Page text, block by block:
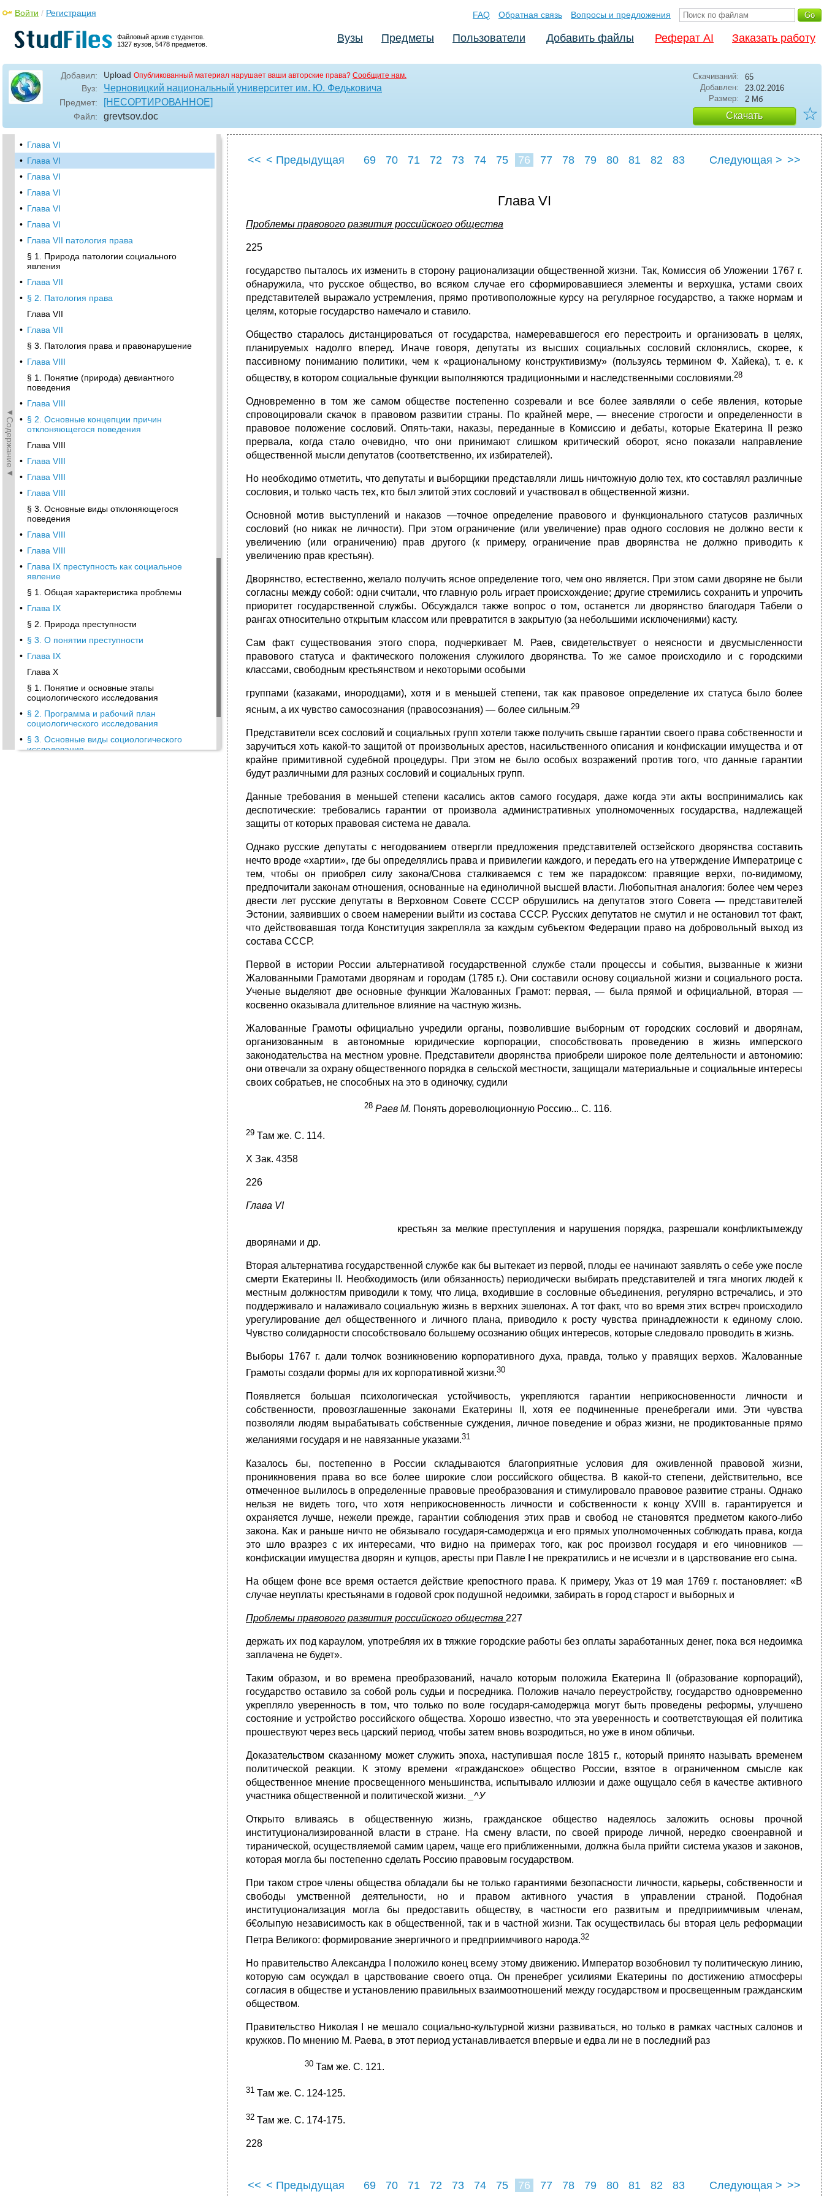
Файловый архив студентов.
1327 вузов, 5478 предметов.
Войти / Регистрация FAQ Обратная связь Вопросы и предложения
Вузы Предметы Пользователи Добавить файлы Реферат AI Заказать работу
Добавил: Upload Опубликованный материал нарушает ваши авторские права? Сообщите нам.
Вуз: Черновицкий национальный университет им. Ю. Федьковича
Предмет: [НЕСОРТИРОВАННОЕ]
Файл: grevtsov.doc
Скачиваний:
65
Добавлен:
23.02.2016
Размер:
2 Мб
Скачать ☆
◄Содержание◄
§ 5. Признаки (показатели) правового
развития
• § 6. Проблемы правового развития России
Глава VI
• Глава VI
• Глава VI
• Глава VI
• Глава VI
• Глава VI
• Глава VI
• Глава VI
• Глава VI
• Глава VII патология права
§ 1. Природа патологии социального
явления
• Глава VII
• § 2. Патология права
Глава VII
• Глава VII
§ 3. Патология права и правонарушение
• Глава VIII
§ 1. Понятие (природа) девиантного
поведения
• Глава VIII
• § 2. Основные концепции причин
отклоняющегося поведения
Глава VIII
• Глава VIII
• Глава VIII
• Глава VIII
§ 3. Основные виды отклоняющегося
поведения
• Глава VIII
• Глава VIII
• Глава IX преступность как социальное
явление
§ 1. Общая характеристика проблемы
• Глава IX
§ 2. Природа преступности
• § 3. О понятии преступности
• Глава IX
Глава X
§ 1. Понятие и основные этапы
социологического исследования
• § 2. Программа и рабочий план
социологического исследования
• § 3. Основные виды социологического
исследования
<< < Предыдущая 69 70 71 72 73 74 75 76 77 78 79 80 81 82
83
Следующая > >>
Глава VI
Проблемы правового развития российского общества
225
государство пыталось их изменить в сторону рационализации общественной жизни. Так, Комиссия об Уложении 1767 г.
обнаружила, что русское общество, во всяком случае его сформировавшиеся элементы и верхушка, устами своих
представителей выражало устремления, прямо противоположные курсу на регулярное государство, а также нормам и
целям, которые государство намечало и ставило.
Общество старалось дистанцироваться от государства, намеревавшегося его перестроить и организовать в целях,
планируемых надолго вперед. Иначе говоря, депутаты из высших социальных сословий склонялись, скорее, к
пассивному пониманию политики, чем к «рациональному конструктивизму» (пользуясь термином Ф. Хайека), т. е. к
обществу, в котором социальные функции выполняются традиционными и наследственными сословиями.28
Одновременно в том же самом обществе постепенно созревали и все более заявляли о себе явления, которые
спровоцировали скачок в правовом развитии страны. По крайней мере, — внесение строгости и определенности в
правовое положение сословий. Опять-таки, наказы, переданные в Комиссию и дебаты, которые Екатерина II резко
прервала, когда стало очевидно, что они принимают слишком критический оборот, ясно показали направление
общественной мысли депутатов (соответственно, их избирателей).
Но необходимо отметить, что депутаты и выборщики представляли лишь ничтожную долю тех, кто составлял различные
сословия, и только часть тех, кто был элитой этих сословий и участвовал в общественной жизни.
Основной мотив выступлений и наказов —точное определение правового и функционального статусов различных
сословий (но никак не личности). При этом ограничение (или увеличение) прав одного сословия не должно вести к
увеличению (или ограничению) прав другого (к примеру, ограничение прав дворянства не должно приводить к
увеличению прав крестьян).
Дворянство, естественно, желало получить ясное определение того, чем оно является. При этом сами дворяне не были
согласны между собой: одни считали, что главную роль играет происхождение; другие стремились сохранить и упрочить
приоритет государственной службы. Обсуждался также вопрос о том, останется ли дворянство благодаря Табели о
рангах относительно открытым классом или превратится в закрытую (за небольшими исключениями) касту.
Сам факт существования этого спора, подчеркивает М. Раев, свидетельствует о неясности и двусмысленности
правового статуса и фактического положения служилого дворянства. То же самое происходило и с городскими
классами, свободным крестьянством и некоторыми особыми
группами (казаками, инородцами), хотя и в меньшей степени, так как правовое определение их статуса было более
ясным, а их чувство самосознания (правосознания) — более сильным.29
Представители всех сословий и социальных групп хотели также получить свыше гарантии своего права собственности и
заручиться хоть какой-то защитой от произвольных арестов, насильственного описания и конфискации имущества и от
крайне примитивной судебной процедуры. При этом не было особых возражений против того, что данные гарантии
будут различными для разных сословий и социальных групп.
Данные требования в меньшей степени касались актов самого государя, даже когда эти акты воспринимались как
деспотические: требовались гарантии от произвола административных уполномоченных государства, надлежащей
защиты от которых правовая система не давала.
Однако русские депутаты с негодованием отвергли предложения представителей остзейского дворянства составить
нечто вроде «хартии», где бы определялись права и привилегии каждого, и передать его на утверждение Императрице с
тем, чтобы он приобрел силу закона/Снова сталкиваемся с тем же парадоксом: правящие верхи, по-видимому,
предпочитали законам отношения, основанные на единоличной высшей власти. Любопытная аналогия: более чем через
двести лет русские депутаты в Верховном Совете СССР обрушились на депутатов этого Совета — представителей
Эстонии, заявивших о своем намерении выйти из состава СССР. Русских депутатов не смутил и не остановил тот факт,
что действовавшая тогда Конституция закрепляла за каждым субъектом Федерации право на добровольный выход из
состава СССР.
Первой в истории России альтернативой государственной службе стали процессы и события, вызванные к жизни
Жалованными Грамотами дворянам и городам (1785 г.). Они составили основу социальной жизни и социального роста.
Ученые выделяют две основные функции Жалованных Грамот: первая, — была прямой и официальной, вторая —
косвенно оказывала длительное влияние на частную жизнь.
Жалованные Грамоты официально учредили органы, позволившие выборным от городских сословий и дворянам,
организованным в автономные юридические корпорации, способствовать проведению в жизнь имперского
законодательства на местном уровне. Представители дворянства приобрели широкое поле деятельности и автономию:
они отвечали за охрану общественного порядка в сельской местности, защищали материальные и социальные интересы
своих собратьев, не способных на это в одиночку, судили
28 Раев М. Понять дореволюционную Россию... С. 116.
29 Там же. С. 114.
X Зак. 4358
226
Глава VI
крестьян за мелкие преступления и нарушения порядка, разрешали конфликтымежду
дворянами и др.
Вторая альтернатива государственной службе как бы вытекает из первой, плоды ее начинают заявлять о себе уже после
смерти Екатерины II. Необходимость (или обязанность) периодически выбирать представителей и тяга многих людей к
местным должностям приводили к тому, что лица, входившие в сословные объединения, регулярно встречались, и это
поддерживало и налаживало социальную жизнь в верхних эшелонах. А тот факт, что во время этих встреч происходило
урегулирование дел общественного и личного плана, приводило к росту чувства принадлежности к единому слою.
Чувство солидарности способствовало большему осознанию общих интересов, которые следовало проводить в жизнь.
Выборы 1767 г. дали толчок возникновению корпоративного духа, правда, только у правящих верхов. Жалованные
Грамоты создали формы для их корпоративной жизни.30
Появляется большая психологическая устойчивость, укрепляются гарантии неприкосновенности личности и
собственности, провозглашенные законами Екатерины II, хотя ее подчиненные пренебрегали ими. Эти чувства
позволяли людям вырабатывать собственные суждения, личное поведение и образ жизни, не продиктованные прямо
желаниями государя и не навязанные указами.31
Казалось бы, постепенно в России складываются благоприятные условия для оживленной правовой жизни,
проникновения права во все более широкие слои российского общества. В какой-то степени, действительно, все
отмеченное вылилось в определенные правовые преобразования и стимули­ровало правовое развитие страны. Однако
нельзя не видеть того, что хотя неприкосновенность личности и собственности к концу XVIII в. гарантируется и
охраняется лучше, нежели прежде, гарантии соблюдения этих прав и свобод не становятся предметом какого-либо
закона. Как и раньше ничто не обязывало государя-самодержца и его прямых уполномоченных соблюдать права, когда
это шло вразрез с их интересами, что видно на примерах того, как рос произвол государя и его чиновников —
конфискации имущества дворян и купцов, аресты при Павле I не прекратились и не исчезли и в царствование его сына.
На общем фоне все время остается действие крепостного права. К примеру, Указ от 19 мая 1769 г. постановляет: «В
случае неуплаты крестьянами в годовой срок подушной недоимки, забирать в город старост и выборных и
Проблемы правового развития российского общества 227
держать их под караулом, употребляя их в тяжкие городские работы без оплаты заработанных денег, пока вся недоимка
заплачена не будет».
Таким образом, и во времена преобразований, начало которым положила Екатерина II (образование корпораций),
государство оставило за собой роль судьи и посредника. Положив начало переустройству, государство одновременно
укрепляло уверенность в том, что только по воле государя-самодержца могут быть проведены реформы, улучшено
состояние и устройство российского общества. Хорошо известно, что эта уверенность и соответствующая ей политика
прошествуют через весь царский период, чтобы затем вновь возродиться, но уже в ином обличьи.
Доказательством сказанному может служить эпоха, наступившая после 1815 г., который принято называть временем
политической реакции. К этому времени «гражданское» общество России, взятое в ограниченном смысле как
общественное мнение просвещенного меньшинства, испытывало иллюзии и даже ощущало себя в качестве активного
участника общественной и политической жизни.
_^У
Открыто вливаясь в общественную жизнь, гражданское общество надеялось заложить основы прочной
институционализированной власти в стране. На смену власти, по своей природе личной, нередко своенравной и
тиранической, осуществляемой самим царем, чаще его приближенными, должна была прийти система указов и законов,
которая могла бы постепенно сделать Россию правовым государством.
При таком строе члены общества обладали бы не только гарантиями безопасности личности, карьеры, собственности и
свободы умственной деятельности, но и правом активного участия в управлении страной. Подобная
институционализация могла бы предоставить обществу, в частности его развитым и предприимчивым членам,
б€олыпую независимость как в общественной, так и в частной жизни. Так осуществилась бы вторая цель реформации
Петра Великого: формирование энергичного и предприимчивого народа.32
Но правительство Александра I положило конец всему этому движению. Император возобновил ту политическую линию,
которую сам осуждал в царствование своего отца. Он пренебрег усилиями Екатерины по достижению атмосферы
согласия в обществе и установлению правильных взаимо­отношений между государством и просвещенным гражданским
обществом.
Правительство Николая I не мешало социально-культурной жизни развиваться, но только в рамках частных салонов и
кружков. По мнению М. Раева, в этот период устанавливается впервые и едва ли не в последний раз
30 Там же. С. 121.
31 Там же. С. 124-125.
32 Там же. С. 174-175.
228
<< < Предыдущая 69 70 71 72 73 74 75 76 77 78 79 80 81 82
83
Следующая > >>